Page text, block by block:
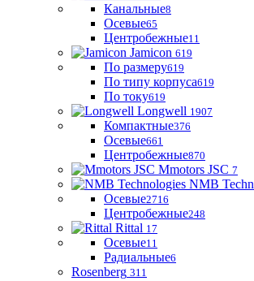
Канальные8
Осевые65
Центробежные11
Jamicon 619
По размеру619
По типу корпуса619
По току619
Longwell 1907
Компактные376
Осевые661
Центробежные870
Mmotors JSC 7
NMB
Осевые2716
Центробежные248
Rittal 17
Осевые11
Радиальные6
Rosenberg 311